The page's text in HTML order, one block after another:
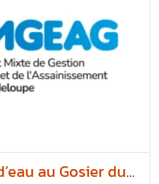
au Gosier du...